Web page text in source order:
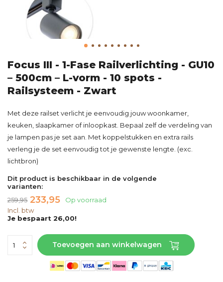
Focus III - 1-Fase Railverlichting - GU10
– 500cm – L-vorm - 10 spots -
Railsysteem - Zwart
Met deze railset verlicht je eenvoudig jouw woonkamer,
keuken, slaapkamer of inloopkast. Bepaal zelf de verdeling van
je lampen pas je set aan. Met koppelstukken en extra rails
verleng je de set eenvoudig tot je gewenste lengte. (exc.
lichtbron)
Dit product is beschikbaar in de volgende
varianten:
259,95 233,95
Op voorraad
Incl. btw
Je bespaart 26,00!
Toevoegen aan winkelwagen